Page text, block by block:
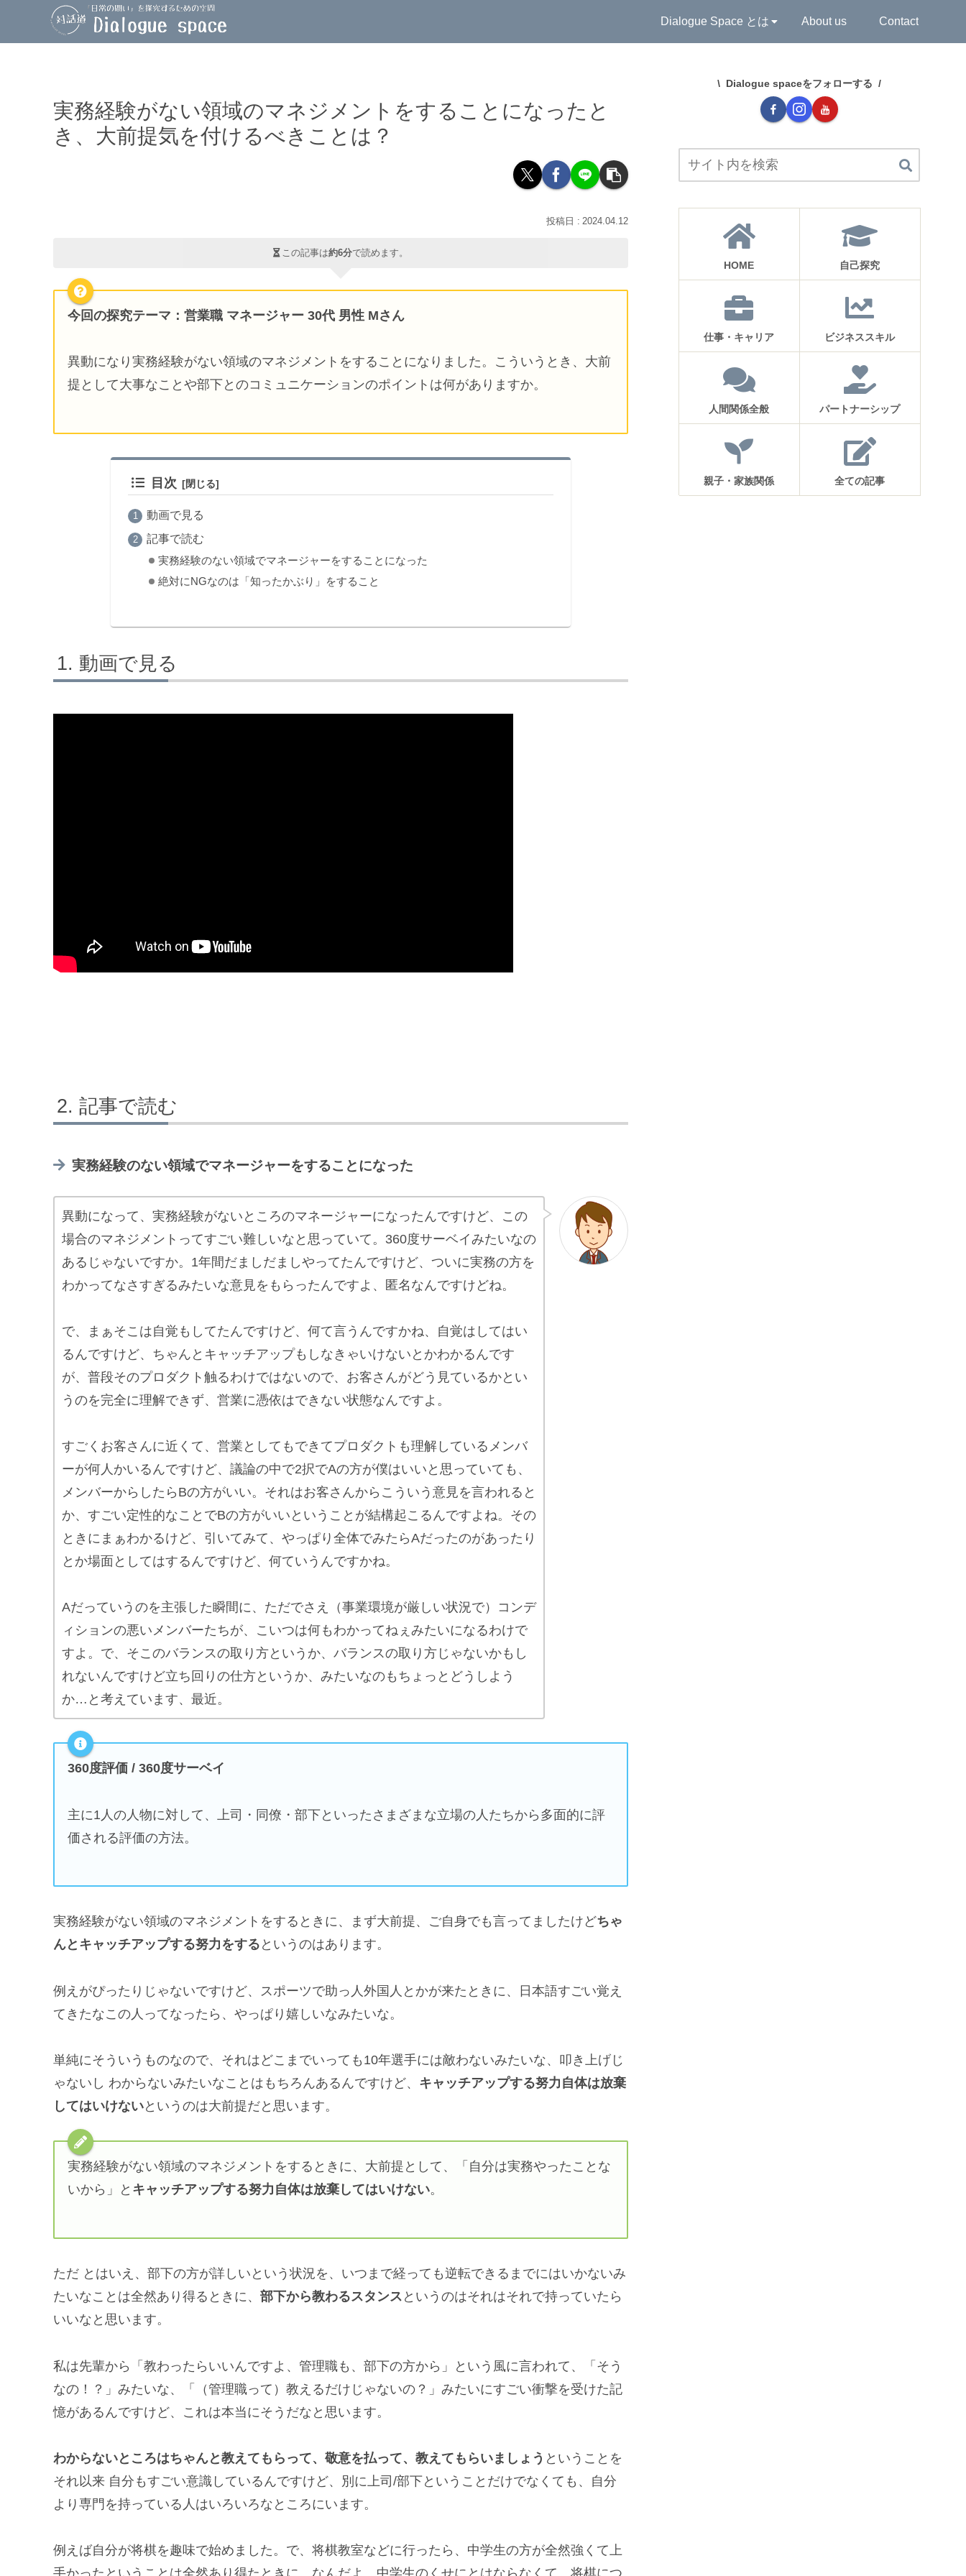
Dialogue Space とは About us Contact
実務経験がない領域のマネジメントをすることになったと
き、大前提気を付けるべきことは？
2024.04.12
この記事は約6分で読めます。
今回の探究テーマ ：営業職 マネージャー 30代 男性 Mさん
異動になり実務経験がない領域のマネジメントをすることになりました。こういうとき、大前
提として大事なことや部下とのコミュニケーションのポイントは何がありますか。
目次
動画で見る
記事で読む
実務経験のない領域でマネージャーをすることになった
絶対にNGなのは「知ったかぶり」をすること
動画で見る
記事で読む
実務経験のない領域でマネージャーをすることになった
異動になって、実務経験がないところのマネージャーになったんですけど、この
場合のマネジメントってすごい難しいなと思っていて。360度サーベイみたいなの
あるじゃないですか。1年間だましだましやってたんですけど、ついに実務の方を
わかってなさすぎるみたいな意見をもらったんですよ、匿名なんですけどね。
で、まぁそこは自覚もしてたんですけど、何て言うんですかね、自覚はしてはい
るんですけど、ちゃんとキャッチアップもしなきゃいけないとかわかるんです
が、普段そのプロダクト触るわけではないので、お客さんがどう見ているかとい
うのを完全に理解できず、営業に憑依はできない状態なんですよ。
すごくお客さんに近くて、営業としてもできてプロダクトも理解しているメンバ
ーが何人かいるんですけど、議論の中で2択でAの方が僕はいいと思っていても、
メンバーからしたらBの方がいい。それはお客さんからこういう意見を言われると
か、すごい定性的なことでBの方がいいということが結構起こるんですよね。その
ときにまぁわかるけど、引いてみて、やっぱり全体でみたらAだったのがあったり
とか場面としてはするんですけど、何ていうんですかね。
Aだっていうのを主張した瞬間に、ただでさえ（事業環境が厳しい状況で）コンデ
ィションの悪いメンバーたちが、こいつは何もわかってねぇみたいになるわけで
すよ。で、そこのバランスの取り方というか、バランスの取り方じゃないかもし
れないんですけど立ち回りの仕方というか、みたいなのもちょっとどうしよう
か…と考えています、最近。
360度評価 / 360度サーベイ
主に1人の人物に対して、上司・同僚・部下といったさまざまな立場の人たちから多面的に評
価される評価の方法。
実務経験がない領域のマネジメントをするときに、まず大前提、ご自身でも言ってましたけどちゃ
んとキャッチアップする努力をする というのはあります。
例えがぴったりじゃないですけど、スポーツで助っ人外国人とかが来たときに、日本語すごい覚え
てきたなこの人ってなったら、やっぱり嬉しいなみたいな。
単純にそういうものなので、それはどこまでいっても10年選手には敵わないみたいな、叩き上げじ
ゃないし わからないみたいなことはもちろんあるんですけど、 キャッチアップする努力自体は放棄
してはいけないというのは大前提だと思います。
実務経験がない領域のマネジメントをするときに、大前提として、「自分は実務やったことな
いから」と キャッチアップする努力自体は放棄してはいけない。
ただ とはいえ、部下の方が詳しいという状況を、いつまで経っても逆転できるまでにはいかないみ
たいなことは全然あり得るときに、 部下から教わるスタンス というのはそれはそれで持っていたら
いいなと思います。
私は先輩から「教わったらいいんですよ、管理職も、部下の方から」という風に言われて、「そう
なの！？」みたいな、「（管理職って）教えるだけじゃないの？」みたいにすごい衝撃を受けた記
憶があるんですけど、これは本当にそうだなと思います。
わからないところはちゃんと教えてもらって、敬意を払って、教えてもらいましょう ということを
それ以来 自分もすごい意識しているんですけど、別に上司/部下ということだけでなくても、自分
より専門を持っている人はいろいろなところにいます。
例えば自分が将棋を趣味で始めました。で、将棋教室などに行ったら、中学生の方が全然強くて上
Dialogue spaceをフォローする
HOME 自己探究
仕事・キャリア ビジネススキル
人間関係全般 パートナーシップ
親子・家族関係 全ての記事